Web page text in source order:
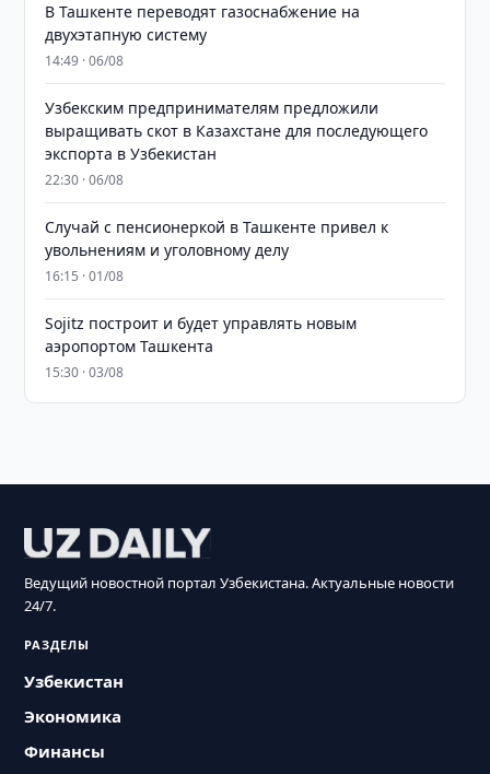
В Ташкенте переводят газоснабжение на
двухэтапную систему
14:49 · 06/08
Узбекским предпринимателям предложили
выращивать скот в Казахстане для последующего
экспорта в Узбекистан
22:30 · 06/08
Случай с пенсионеркой в Ташкенте привел к
увольнениям и уголовному делу
16:15 · 01/08
Sojitz построит и будет управлять новым
аэропортом Ташкента
15:30 · 03/08
Ведущий новостной портал Узбекистана. Актуальные новости
24/7.
РАЗДЕЛЫ
Узбекистан
Экономика
Финансы